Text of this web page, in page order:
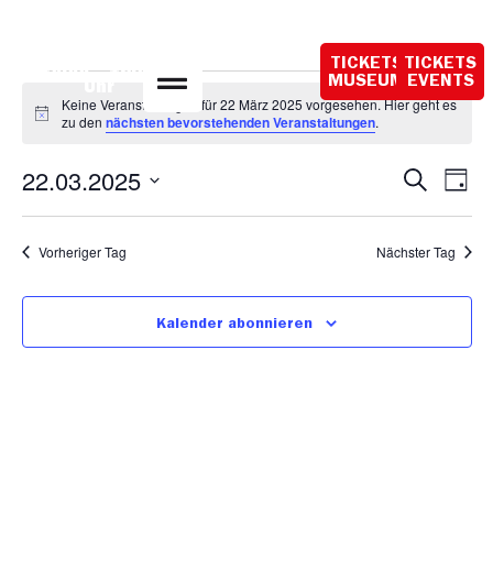
10:00 – 18:00
TICKETS
MUSEUM
TICKETS
EVENTS
Hinweis
Keine Veranstaltungen für 22 März 2025 vorgesehen. Hier geht es
zu den nächsten bevorstehenden Veranstaltungen.
und
Suche
Tag
22.03.2025
wählen.
Vorheriger Tag Nächster Tag
Kalender abonnieren